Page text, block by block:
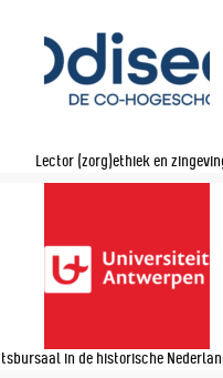
Lector (zorg)ethiek en
in de historische